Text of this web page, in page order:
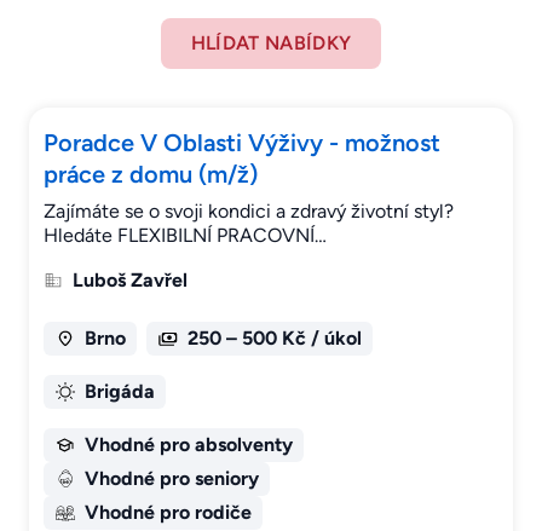
HLÍDAT NABÍDKY
Poradce V Oblasti Výživy - možnost
práce z domu (m/ž)
Zajímáte se o svoji kondici a zdravý životní styl?
Hledáte FLEXIBILNÍ PRACOVNÍ…
Luboš Zavřel
Brno 250 – 500 Kč / úkol
Brigáda
Vhodné pro absolventy
Vhodné pro seniory
Vhodné pro rodiče